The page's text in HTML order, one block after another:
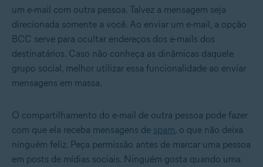
um e-mail com outra pessoa. Talvez a mensagem seja
direcionada somente a você. Ao enviar um e-mail, a opção
BCC serve para ocultar endereços dos e-mails dos
destinatários. Caso não conheça as dinâmicas daquele
grupo social, melhor utilizar essa funcionalidade ao enviar
mensagens em massa.
O compartilhamento do e-mail de outra pessoa pode fazer
com que ela receba mensagens de spam, o que não deixa
ninguém feliz. Peça permissão antes de marcar uma pessoa
em posts de mídias sociais. Ninguém gosta quando uma